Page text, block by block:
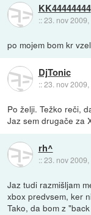
KK44444444
::23. nov 2009,
po mojem bom kr
DjTonic
::23. nov 2009,
Po želji. Težko reči,
Jaz sem drugače za
rh^
::23. nov 2009,
Jaz tudi razmišljam
xbox predvsem, ker
Tako, da bom z